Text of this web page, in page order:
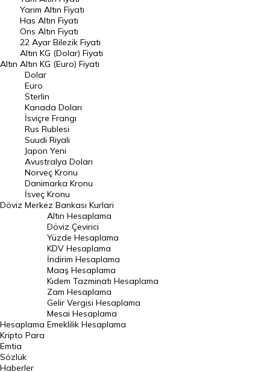
DÖVİZ
Döviz Kuru
Dolar Kuru
Euro Kuru
Pound Kuru
Frank Kuru
Riyal Kuru
Avustralya Doları
Danimarka Kronu Kuru
Kanada Doları Kuru
Norveç Kronu Kuru
İsveç Kronu Kuru
Japon Yeni Kuru
Serbest Piyasa Döviz Kurları
Merkez Bankası Döviz Kurları
Altın Fiyatları
Gram Altın Fiyatı
Çeyrek Altın Fiyatı
Altın
Yarım Altın Fiyatı
Has Altın Fiyatı
Ons Altın Fiyatı
22 Ayar Bilezik Fiyatı
Altın KG (Dolar) Fiyatı
Altın KG (Euro) Fiyatı
Döviz
Dolar
Euro
Sterlin
Kanada Doları
İsviçre Frangı
Rus Rublesi
Suudi Riyali
Japon Yeni
Avustralya Doları
Norveç Kronu
Danimarka Kronu
İsveç Kronu
Merkez Bankası Kurlari
Hesaplama
Altın Hesaplama
Döviz Çevirici
Yüzde Hesaplama
KDV Hesaplama
İndirim Hesaplama
Maaş Hesaplama
Kıdem Tazminatı Hesaplama
Zam Hesaplama
Gelir Vergisi Hesaplama
Mesai Hesaplama
Emeklilik Hesaplama
Kripto Para
Emtia
Sözlük
Haberler